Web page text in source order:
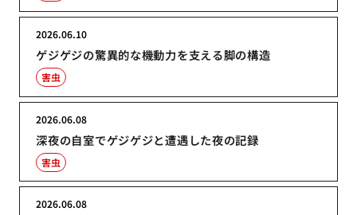
ゲジゲジの驚異的な機動力を支える脚の構造
2026.06.10
害虫
深夜の自室でゲジゲジと遭遇した夜の記録
2026.06.08
害虫
2026.06.08